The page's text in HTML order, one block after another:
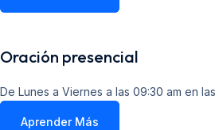
Oración presencial
De Lunes a Viernes a las 09:30 am en
Aprender Más